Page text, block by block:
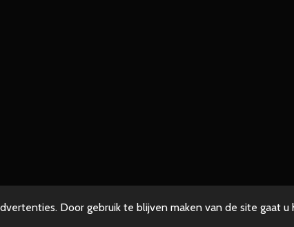
Door gebruik te blijven maken van de site gaat u